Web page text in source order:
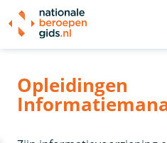
Opleidingen